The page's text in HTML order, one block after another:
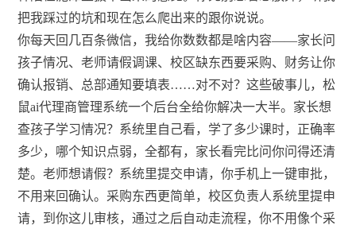
把我踩过的坑和现在怎么爬出来的跟你说说。
你每天回几百条微信，我给你数数都是啥内容——家长问
孩子情况、老师请假调课、校区缺东西要采购、财务让你
确认报销、总部通知要填表……对不对？这些破事儿，松
鼠ai代理商管理系统一个后台全给你解决一大半。家长想
查孩子学习情况？系统里自己看，学了多少课时，正确率
多少，哪个知识点弱，全都有，家长看完比问你问得还清
楚。老师想请假？系统里提交申请，你手机上一键审批，
不用来回确认。采购东西更简单，校区负责人系统里提申
请，到你这儿审核，通过之后自动走流程，你不用像个采